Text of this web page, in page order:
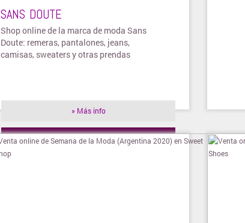
SANS DOUTE
Shop online de la marca de moda Sans
Doute: remeras, pantalones, jeans,
camisas, sweaters y otras prendas
» Más info
» Visitar tienda